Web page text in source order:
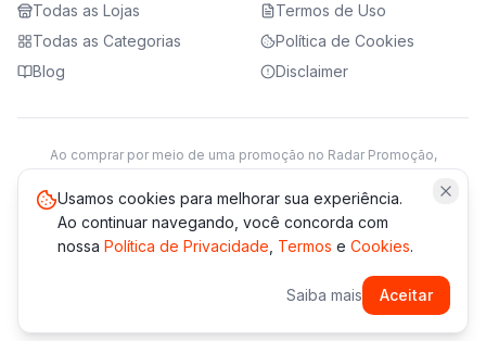
Todas as Lojas
Todas as Categorias
Blog
Termos de Uso
Política de Cookies
Disclaimer
Ao comprar por meio de uma promoção no Radar Promoção,
Saiba mais
*Os preços e disponibilidade podem variar. Verifique sempre
Usamos cookies para melhorar sua experiência.
Ao continuar navegando, você concorda com
nossa Política de Privacidade Termos e Cookies.
Saiba mais Aceitar